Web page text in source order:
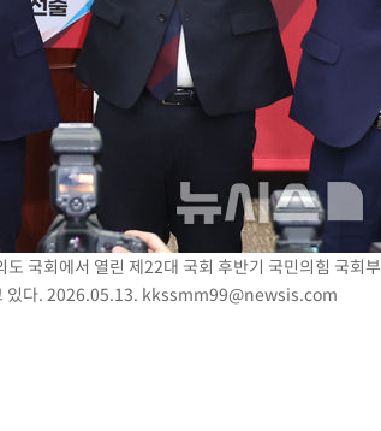
국회에서 열린 제22대 국회 후반기 국민의힘 국회부
있다. 2026.05.13. kkssmm99@newsis.com